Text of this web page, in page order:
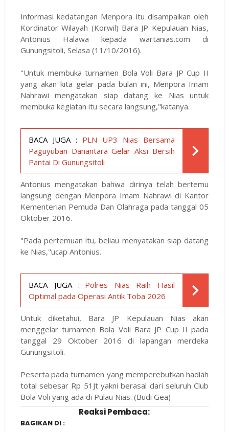
Informasi kedatangan Menpora itu disampaikan oleh
Kordinator Wilayah (Korwil) Bara JP Kepulauan Nias,
Antonius Halawa kepada wartanias.com di
Gunungsitoli, Selasa (11/10/2016).
"Untuk membuka turnamen Bola Voli Bara JP Cup II
yang akan kita gelar pada bulan ini, Menpora Imam
Nahrawi mengatakan siap datang ke Nias untuk
membuka kegiatan itu secara langsung,"katanya.
BACA JUGA : PLN UP3 Nias Bersama
Paguyuban Danantara Gelar Aksi Bersih
Pantai Di Gunungsitoli
Antonius mengatakan bahwa dirinya telah bertemu
langsung dengan Menpora Imam Nahrawi di Kantor
Kementerian Pemuda Dan Olahraga pada tanggal 05
Oktober 2016.
"Pada pertemuan itu, beliau menyatakan siap datang
ke Nias,"ucap Antonius.
BACA JUGA : Polres Nias Raih Hasil
Optimal pada Operasi Antik Toba 2026
Untuk diketahui, Bara JP Kepulauan Nias akan
menggelar turnamen Bola Voli Bara JP Cup II pada
tanggal 29 Oktober 2016 di lapangan merdeka
Gunungsitoli.
Peserta pada turnamen yang memperebutkan hadiah
total sebesar Rp 51Jt yakni berasal dari seluruh Club
Bola Voli yang ada di Pulau Nias. (Budi Gea)
Reaksi Pembaca:
BAGIKAN DI :